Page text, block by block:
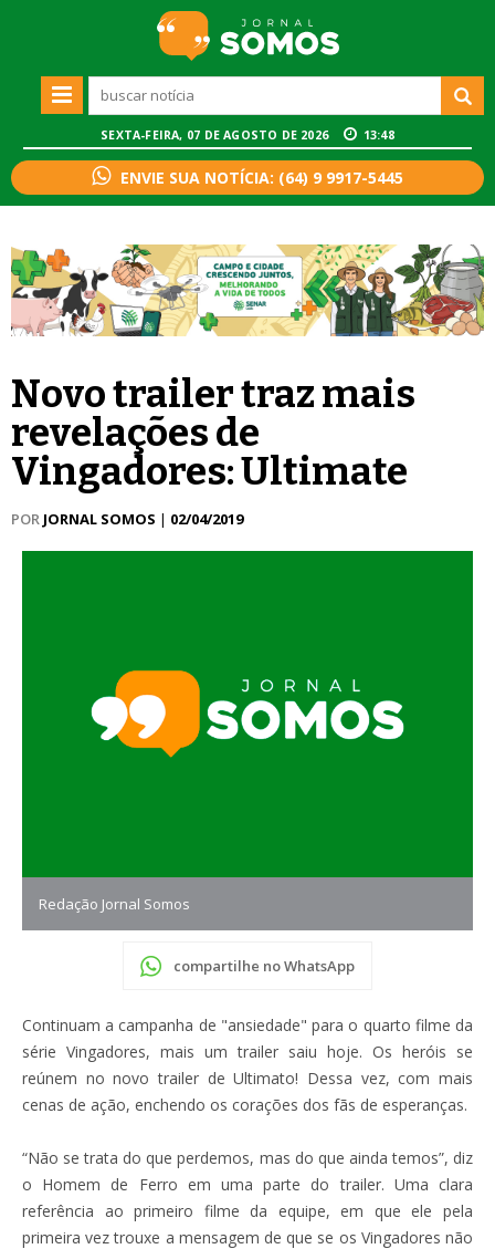
SEXTA-FEIRA, 07 DE AGOSTO DE 2026 13:48
ENVIE SUA NOTÍCIA: (64) 9 9917-5445
Novo trailer traz mais
revelações de
Vingadores: Ultimate
POR JORNAL SOMOS | 02/04/2019
Redação Jornal Somos
compartilhe no WhatsApp
Continuam a campanha de "ansiedade" para o quarto filme da
série Vingadores, mais um trailer saiu hoje. Os heróis se
reúnem no novo trailer de Ultimato! Dessa vez, com mais
cenas de ação, enchendo os corações dos fãs de esperanças.
“Não se trata do que perdemos, mas do que ainda temos”, diz
o Homem de Ferro em uma parte do trailer. Uma clara
referência ao primeiro filme da equipe, em que ele pela
primeira vez trouxe a mensagem de que se os Vingadores não